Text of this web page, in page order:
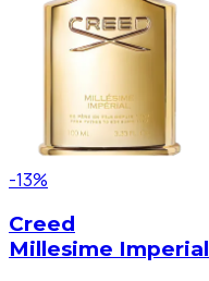
-13%
Creed
Millesime Imperial